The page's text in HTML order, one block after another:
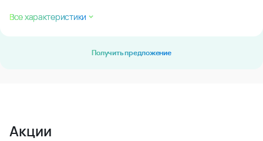
Все характеристики
Получить предложение
Акции